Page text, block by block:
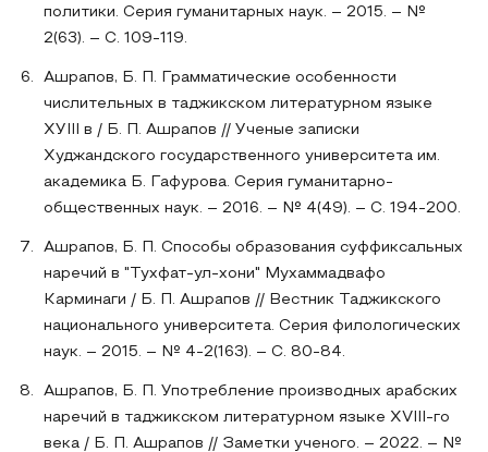
политики. Серия гуманитарных наук. – 2015. – №
2(63). – С. 109-119.
Ашрапов, Б. П. Грамматические особенности
числительных в таджикском литературном языке
ХУIII в / Б. П. Ашрапов // Ученые записки
Худжандского государственного университета им.
академика Б. Гафурова. Серия гуманитарно-
общественных наук. – 2016. – № 4(49). – С. 194-200.
Ашрапов, Б. П. Способы образования суффиксальных
наречий в "Тухфат-ул-хони" Мухаммадвафо
Карминаги / Б. П. Ашрапов // Вестник Таджикского
национального университета. Серия филологических
наук. – 2015. – № 4-2(163). – С. 80-84.
Ашрапов, Б. П. Употребление производных арабских
наречий в таджикском литературном языке XVIII-го
века / Б. П. Ашрапов // Заметки ученого. – 2022. – №